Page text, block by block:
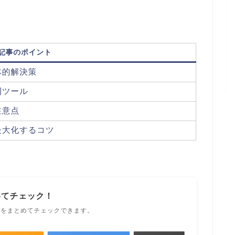
事のポイント
解決策
ール
点
化するコツ
チェック！
まとめてチェックできます。